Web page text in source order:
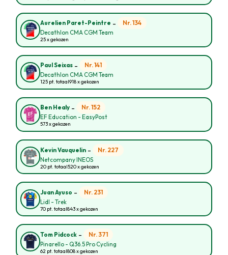
Aurelien Paret-Peintre - Nr. 134
Decathlon CMA CGM Team
25 x gekozen
Paul Seixas - Nr. 141
Decathlon CMA CGM Team
125 pt. totaal918 x gekozen
Ben Healy - Nr. 152
EF Education - EasyPost
573 x gekozen
Kevin Vauquelin - Nr. 227
Netcompany INEOS
20 pt. totaal520 x gekozen
Juan Ayuso - Nr. 231
Lidl - Trek
70 pt. totaal843 x gekozen
Tom Pidcock - Nr. 371
Pinarello - Q36.5 Pro Cycling
62 pt. totaal808 x gekozen